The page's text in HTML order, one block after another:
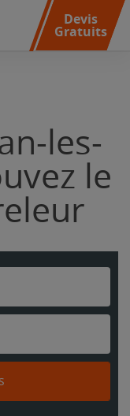
Devis
Gratuits
les-
le